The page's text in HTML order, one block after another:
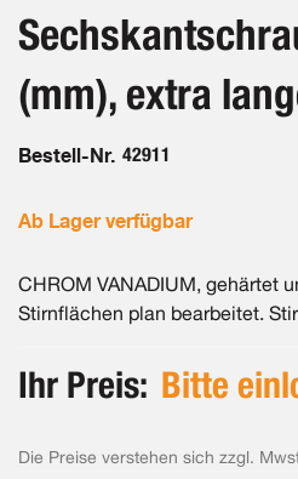
Bildergalerie
springen
(mm), extra
Bestell-Nr. 42911
Ab Lager verfügbar
CHROM VANADIUM, gehärtet
Stirnflächen plan bearbeitet.
Ihr Preis: Bitte
Die Preise verstehen sich zzgl.